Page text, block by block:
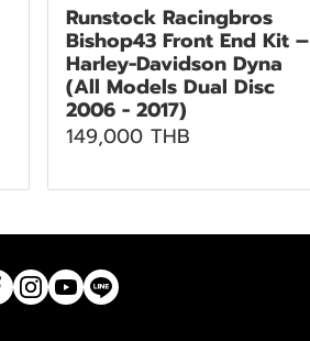
Runstock Racingbros
Bishop43 Front End Kit –
Harley-Davidson Dyna
(All Models Dual Disc
2006 - 2017)
149,000 THB